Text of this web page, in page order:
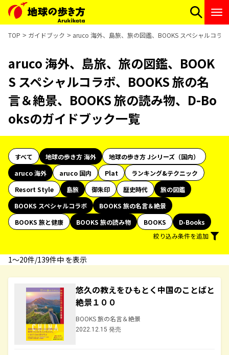
TOP ガイドブック aruco 海外、島旅、旅の図鑑、BOOKS スペシャルコラ
aruco 海外、島旅、旅の図鑑、BOOK
S スペシャルコラボ、BOOKS 旅の名
言＆絶景、BOOKS 旅の読み物、D-Bo
oksのガイドブック一覧
すべて 地球の歩き方 海外
地球の歩き方 Jシリーズ（国内）
aruco 海外
aruco 国内 Plat
ランキング&テクニック
Resort Style
島旅 御朱印 歴史時代
旅の図鑑
BOOKS スペシャルコラボ
BOOKS 旅の名言＆絶景
BOOKS 旅と健康
BOOKS 旅の読み物 BOOKS
D-Books
絞り込み条件を追加
1〜20件/139件中 を表示
悠久の教えをひもとく中国のことばと
絶景１００
BOOKS 旅の名言＆絶景
2022.12.15 発売